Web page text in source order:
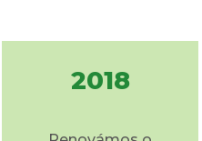
2018